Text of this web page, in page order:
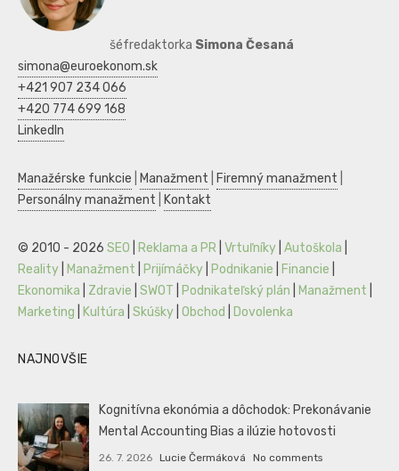
šéfredaktorka Simona Česaná
simona@euroekonom.sk
+421 907 234 066
+420 774 699 168
LinkedIn
Manažérske funkcie Manažment Firemný manažment
Personálny manažment
Kontakt
© 2010 - 2026 SEO Reklama a PR Vrtuľníky Autoškola
Reality
Manažment Prijímáčky Podnikanie Financie
Ekonomika
Zdravie SWOT Podnikateľský plán Manažment
Marketing
Kultúra Skúšky Obchod Dovolenka
NAJNOVŠIE
Kognitívna ekonómia a dôchodok: Prekonávanie
Mental Accounting Bias a ilúzie hotovosti
26. 7. 2026 Lucie Čermáková No comments